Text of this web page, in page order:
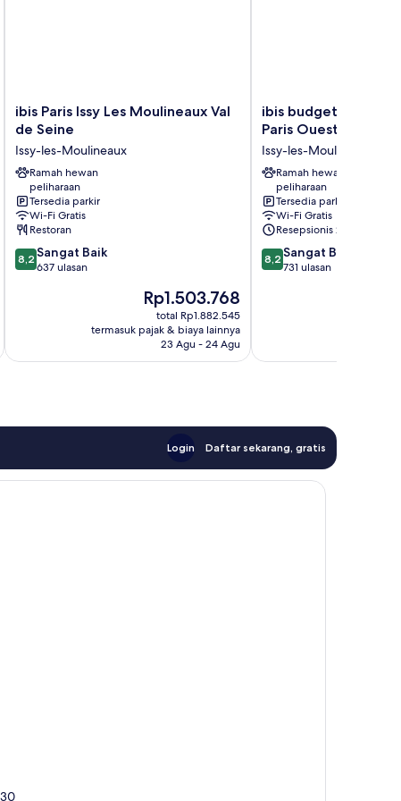
ibis
Paris
Les
Moulineaux
de
Seine
Issy-
les-
Moulineaux
ibis Paris Issy Les Moulineaux Val
de Seine
Issy-les-Moulineaux
Ramah hewan
peliharaan
Tersedia parkir
Wi-Fi Gratis
Restoran
8.2
dari
8,2 Sangat Baik
637 ulasan
Harga
sekarang
Rp1.503.768
Rp1.503.768
total Rp1.882.545
termasuk pajak & biaya lainnya
23 Agu - 24 Agu
ibis
budget
Les
Moulineaux
Paris
Ouest
Issy-
les-
Moulineaux
ibis budget Issy Les
Paris Ouest
Issy-les-Moulineaux
Ramah hewan
peliharaan
Tersedia parkir
Wi-Fi Gratis
Resepsionis 24/7
8.2
dari
8,2 Sangat Baik
731 ulasan
Login Daftar sekarang, gratis